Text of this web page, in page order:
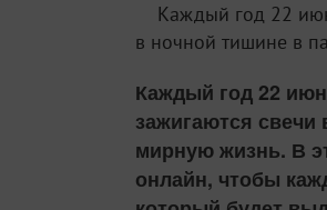
Каждый год 22
в ночной тишине в
Каждый год 22
зажигаются
мирную жизнь. В
онлайн, чтобы